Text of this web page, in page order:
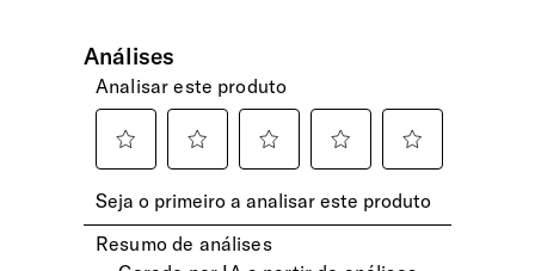
INTERIOR
Capacidade de Carga Aprox.
Aprox. 23Kg